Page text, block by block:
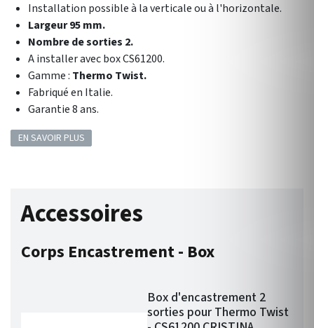
Installation possible à la verticale ou à l'horizontale.
Largeur 95 mm.
Nombre de sorties 2.
A installer avec boxCS61200.
Gamme : Thermo Twist.
Fabriqué en Italie.
Garantie 8 ans.
EN SAVOIR PLUS
Accessoires
Corps Encastrement - Box
Box d'encastrement 2
sorties pour Thermo Twist